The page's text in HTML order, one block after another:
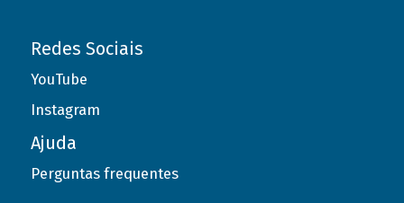
Redes Sociais
YouTube
Instagram
Ajuda
Perguntas frequentes